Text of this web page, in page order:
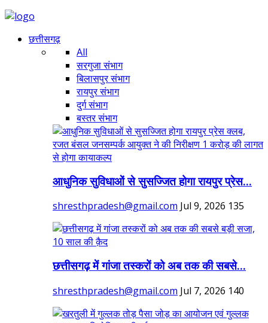
छत्तीसगढ़
All
सरगुजा संभाग
बिलासपुर संभाग
रायपुर संभाग
दुर्ग संभाग
बस्तर संभाग
आधुनिक सुविधाओं से सुसज्जित होगा रायपुर प्रेस...
shresthpradesh@gmail.com Jul 9, 2026 135
छत्तीसगढ़ में गांजा तस्करों को अब तक की सबसे...
shresthpradesh@gmail.com Jul 7, 2026 140